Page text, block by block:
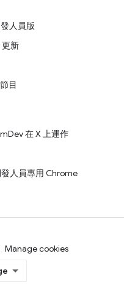
人員版
新
目
在 X 上運作
人員專用 Chrome
Manage cookies